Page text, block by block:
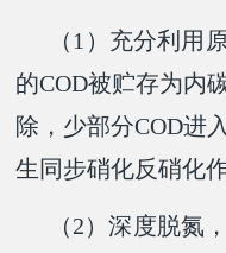
（1）充分利
的COD被贮存为内
除，少部分COD进
生同步硝化反硝化
（2）深度脱